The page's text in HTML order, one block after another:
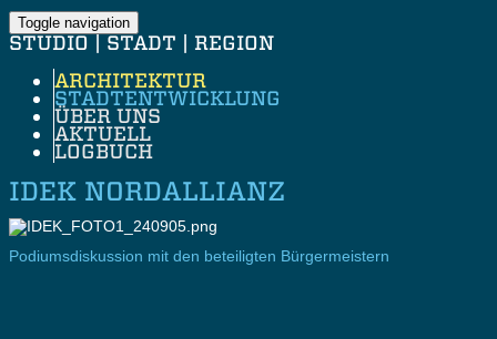
Toggle navigation
STUDIO | STADT | REGION
ARCHITEKTUR
STADTENTWICKLUNG
ÜBER UNS
AKTUELL
LOGBUCH
IDEK NORDALLIANZ
Podiumsdiskussion mit den beteiligten Bürgermeistern